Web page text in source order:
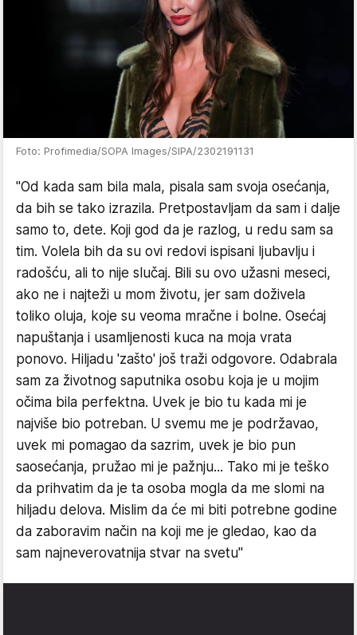
Foto: Profimedia/SOPA Images/SIPA/2302191131
"Od kada sam bila mala, pisala sam svoja osećanja,
da bih se tako izrazila. Pretpostavljam da sam i dalje
samo to, dete. Koji god da je razlog, u redu sam sa
tim. Volela bih da su ovi redovi ispisani ljubavlju i
radošću, ali to nije slučaj. Bili su ovo užasni meseci,
ako ne i najteži u mom životu, jer sam doživela
toliko oluja, koje su veoma mračne i bolne. Osećaj
napuštanja i usamljenosti kuca na moja vrata
ponovo. Hiljadu 'zašto' još traži odgovore. Odabrala
sam za životnog saputnika osobu koja je u mojim
očima bila perfektna. Uvek je bio tu kada mi je
najviše bio potreban. U svemu me je podržavao,
uvek mi pomagao da sazrim, uvek je bio pun
saosećanja, pružao mi je pažnju... Tako mi je teško
da prihvatim da je ta osoba mogla da me slomi na
hiljadu delova. Mislim da će mi biti potrebne godine
da zaboravim način na koji me je gledao, kao da
sam najneverovatnija stvar na svetu"